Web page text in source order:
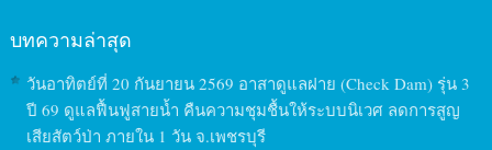
บทความล่าสุด
วันอาทิตย์ที่ 20 กันยายน 2569 อาสาดูแลฝาย (Check Dam) รุ่น 3
ปี 69 ดูแลฟื้นฟูสายน้ำ คืนความชุมชื้นให้ระบบนิเวศ ลดการสูญ
เสียสัตว์ป่า ภายใน 1 วัน จ.เพชรบุรี